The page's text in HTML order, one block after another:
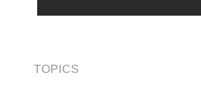
TOPICS